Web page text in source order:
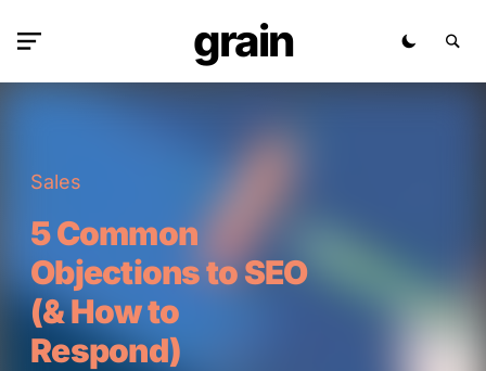
grain
Sales
5 Common
Objections to SEO
(& How to
Respond)